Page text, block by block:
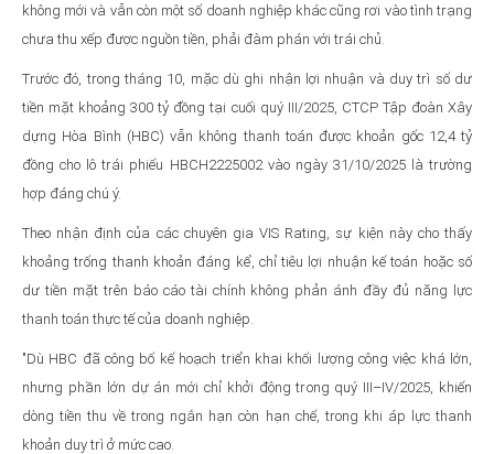
không mới và vẫn còn một số doanh nghiệp khác cũng rơi vào tình trạng
chưa thu xếp được nguồn tiền, phải đàm phán với trái chủ.
Trước đó, trong tháng 10, mặc dù ghi nhận lợi nhuận và duy trì số dư
tiền mặt khoảng 300 tỷ đồng tại cuối quý III/2025, CTCP Tập đoàn Xây
dựng Hòa Bình (HBC) vẫn không thanh toán được khoản gốc 12,4 tỷ
đồng cho lô trái phiếu HBCH2225002 vào ngày 31/10/2025 là trường
hợp đáng chú ý.
Theo nhận định của các chuyên gia VIS Rating, sự kiện này cho thấy
khoảng trống thanh khoản đáng kể, chỉ tiêu lợi nhuận kế toán hoặc số
dư tiền mặt trên báo cáo tài chính không phản ánh đầy đủ năng lực
thanh toán thực tế của doanh nghiệp.
"Dù HBC đã công bố kế hoạch triển khai khối lượng công việc khá lớn,
nhưng phần lớn dự án mới chỉ khởi động trong quý III–IV/2025, khiến
dòng tiền thu về trong ngắn hạn còn hạn chế, trong khi áp lực thanh
khoản duy trì ở mức cao.